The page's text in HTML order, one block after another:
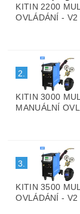
KITIN 2200
OVLÁDÁNÍ -
2.
KITIN 3000
MANUÁLNÍ
3.
KITIN 3500
OVLÁDÁNÍ -